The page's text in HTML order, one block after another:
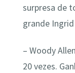
surpresa de
grande
– Woody
20 vezes.